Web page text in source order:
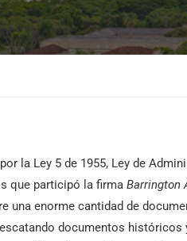
la Ley 5 de 1955, Ley de
que participó la firma Barrington
una enorme cantidad de
documentos